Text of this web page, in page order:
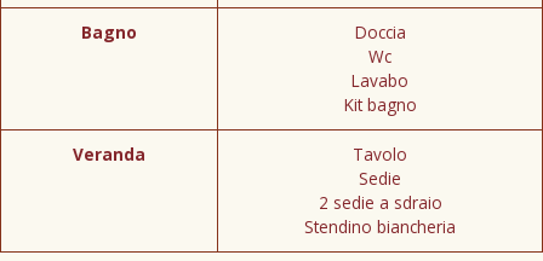
Bagno
Doccia
Wc
Lavabo
Kit bagno
Veranda
Tavolo
Sedie
2 sedie a sdraio
Stendino biancheria